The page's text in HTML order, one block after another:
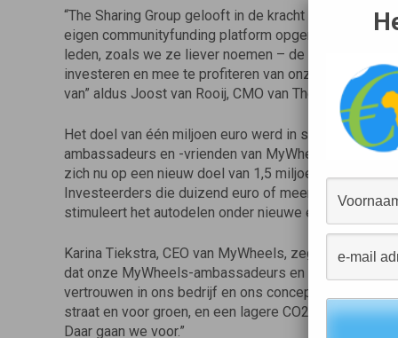
“The Sharing Group gelooft in de kracht van delen.
eigen communityfunding platform opgericht
leden, zoals we ze liever noemen – de mogelijkheid
investeren en mee te profiteren van onze groei. Daar
van” aldus Joost van Rooij, CMO van The Sharing
Het doel van één miljoen euro werd in slechts 17
ambassadeurs en -vrienden van MyWheels en The
zich nu op een nieuw doel van 1,5 miljoen euro.De
Investeerders die duizend euro of meer investeren,
stimuleert het autodelen onder nieuwe en bestaande
Karina Tiekstra, CEO van MyWheels, zegt hierover:
dat onze MyWheels-ambassadeurs en -vrienden
vertrouwen in ons bedrijf en ons concept. Samen
straat en voor groen, en een lagere CO2-uitstoot. In
Daar gaan we voor.”